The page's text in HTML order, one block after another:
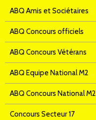
ABQ Amis et Sociétaires
ABQ Concours officiels
ABQ Concours Vétérans
ABQ Equipe National M2
ABQ Concours National M2
Concours Secteur 17